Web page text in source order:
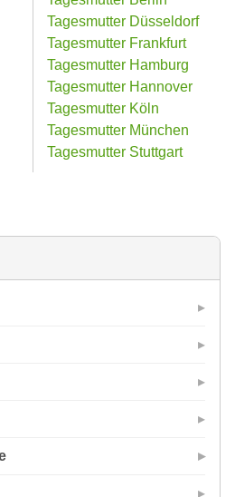
Tagesmutter Düsseldorf
Tagesmutter Frankfurt
Tagesmutter Hamburg
Tagesmutter Hannover
Tagesmutter Köln
Tagesmutter München
Tagesmutter Stuttgart